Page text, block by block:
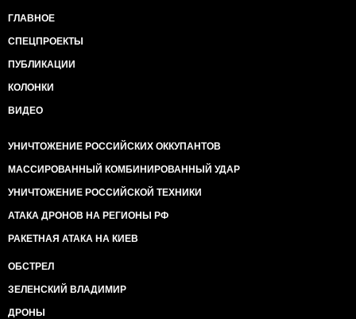
ГЛАВНОЕ
СПЕЦПРОЕКТЫ
ПУБЛИКАЦИИ
КОЛОНКИ
ВИДЕО
УНИЧТОЖЕНИЕ РОССИЙСКИХ ОККУПАНТОВ
МАССИРОВАННЫЙ КОМБИНИРОВАННЫЙ УДАР
УНИЧТОЖЕНИЕ РОССИЙСКОЙ ТЕХНИКИ
АТАКА ДРОНОВ НА РЕГИОНЫ РФ
РАКЕТНАЯ АТАКА НА КИЕВ
ОБСТРЕЛ
ЗЕЛЕНСКИЙ ВЛАДИМИР
ДРОНЫ